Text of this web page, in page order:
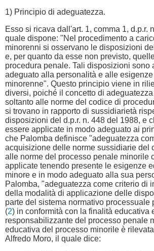
1) Principio di adeguatezza.
Esso si ricava dall'art. 1, comma 1, d.p.r.
quale dispone: "Nel procedimento a
minorenni si osservano le disposizioni
e, per quanto da esse non previsto,
procedura penale. Tali disposizioni sono
adeguato alla personalità e alle esigenze
minorenne". Questo principio viene in
diversi, poiché il concetto di
soltanto alle norme del codice di
si trovano in rapporto di sussidiarietà
disposizioni del d.p.r. n. 448 del 1988, e
essere applicate in modo adeguato ai
che Palomba definisce "adeguatezza
acquisizione delle norme sussidiarie del
alle norme del processo penale minorile
applicate tenendo presente le esigenze
minore e in modo adeguato alla sua
Palomba, "adeguatezza come criterio di
della modalità di applicazione delle
parte del sistema normativo processuale
(2) in conformità con la finalità educativa
responsabilizzante del processo penale
educativa del processo minorile è
Alfredo Moro, il quale dice: